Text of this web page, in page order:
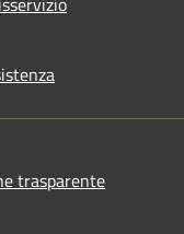
trasparente